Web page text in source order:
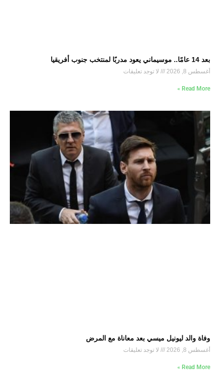
بعد 14 عامًا.. موسيماني يعود مدربًا لمنتخب جنوب أفريقيا
أغسطس 8, 2026 لا توجد تعليقات
Read More »
وفاة والد ليونيل ميسي بعد معاناة مع المرض
أغسطس 8, 2026 لا توجد تعليقات
Read More »